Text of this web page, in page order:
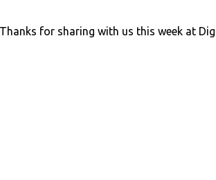
for sharing with us this week at